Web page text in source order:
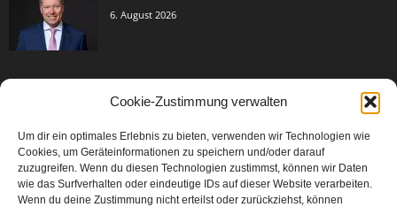
Cookie-Zustimmung verwalten
Um dir ein optimales Erlebnis zu bieten, verwenden wir Technologien wie
Cookies, um Geräteinformationen zu speichern und/oder darauf
zuzugreifen. Wenn du diesen Technologien zustimmst, können wir Daten
wie das Surfverhalten oder eindeutige IDs auf dieser Website verarbeiten.
Wenn du deine Zustimmung nicht erteilst oder zurückziehst, können
6. August 2026
Events & Success 3005
Breaking News 2067
Aktuelles